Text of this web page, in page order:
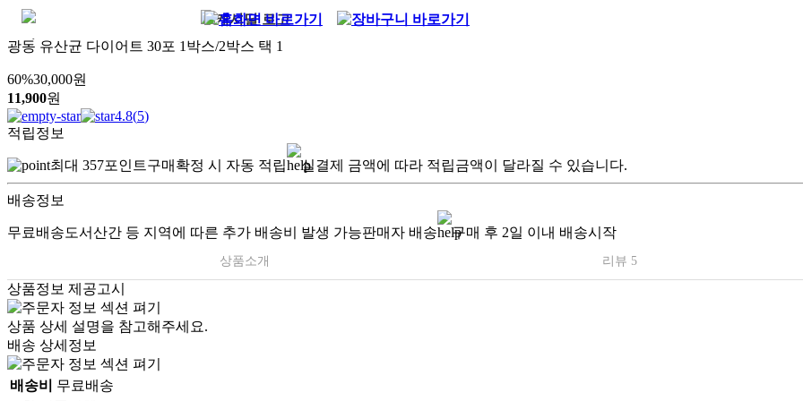
광동 유산균 다이어트 30포 1박스/2박스 택 1
60%30,000원
11,900원
4.8(5)
적립정보
최대 357포인트구매확정 시 자동 적립 실결제 금액에 따라 적립금액이 달라질 수 있습니다.
배송정보
무료배송도서산간 등 지역에 따른 추가 배송비 발생 가능판매자 배송 구매 후 2일 이내 배송시작
상품소개 리뷰 5
상품정보 제공고시
상품 상세 설명을 참고해주세요.
배송 상세정보
배송비
무료배송